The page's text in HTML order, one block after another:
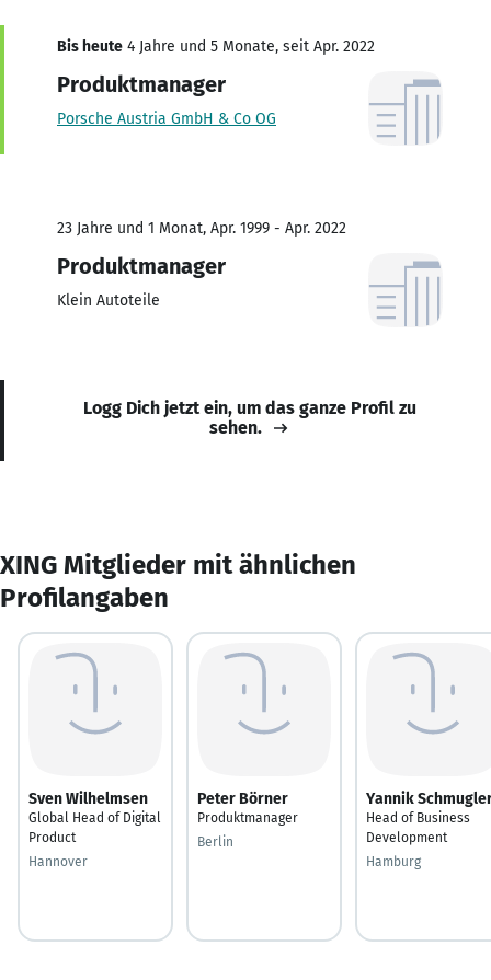
Bis heute 4 Jahre und 5 Monate, seit Apr. 2022
Produktmanager
Porsche Austria GmbH & Co OG
23 Jahre und 1 Monat, Apr. 1999 - Apr. 2022
Produktmanager
Klein Autoteile
Logg Dich jetzt ein, um das ganze Profil zu
sehen.
XING Mitglieder mit ähnlichen
Profilangaben
Sven Wilhelmsen
Global Head of Digital
Product
Hannover
Peter Börner
Produktmanager
Berlin
Yannik
Head of Business
Development
Hamburg